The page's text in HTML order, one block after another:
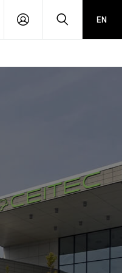
PŘIHLÁSIT HLEDATEN